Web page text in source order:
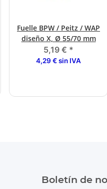
Fuelle BPW / Peitz / WAP
diseño X, Ø 55/70 mm
5,19 € *
4,29 € sin IVA
Boletín de